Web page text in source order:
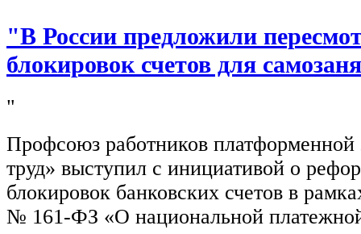
"В России предложили
блокировок счетов для
"
Профсоюз работников
труд» выступил с инициативой о
блокировок банковских счетов в
№ 161-ФЗ «О национальной